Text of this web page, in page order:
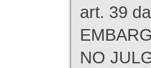
art. 39
NO